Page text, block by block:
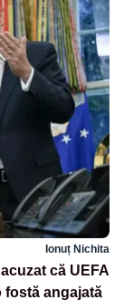
Ionuț Nichita
că UEFA
fostă angajată